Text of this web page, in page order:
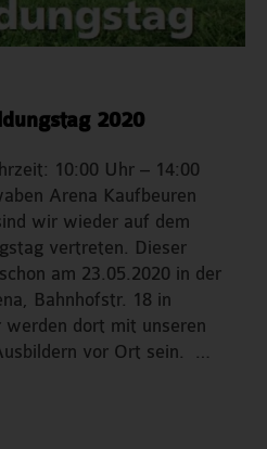
2020
10:00 Uhr – 14:00
Arena Kaufbeuren
wir wieder auf dem
vertreten. Dieser
am 23.05.2020 in der
Bahnhofstr. 18 in
dort mit unseren
vor Ort sein. …